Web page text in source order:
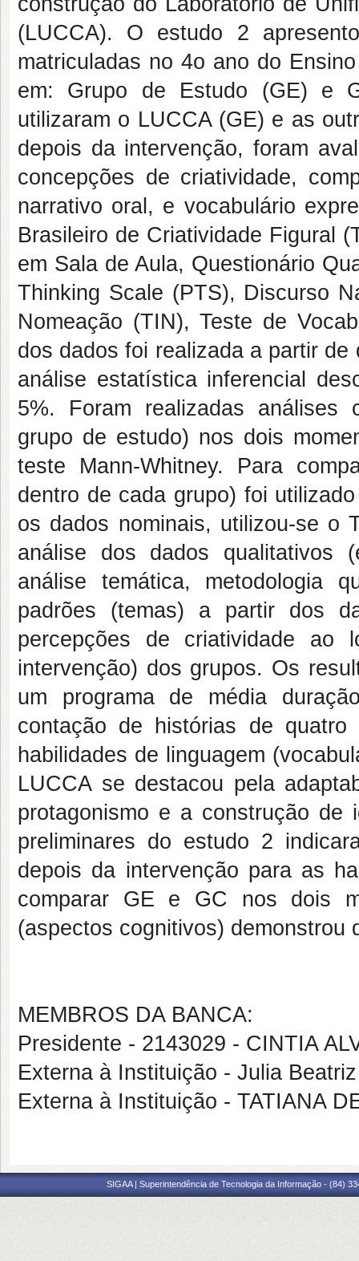
(LUCCA). O estudo 2
matriculadas no 4o ano do
em: Grupo de Estudo (GE) e
utilizaram o LUCCA (GE) e as
depois da intervenção, foram
concepções de criatividade,
narrativo oral, e vocabulário
Brasileiro de Criatividade Figural
em Sala de Aula, Questionário
Thinking Scale (PTS), Discurso
Nomeação (TIN), Teste de
dos dados foi realizada a partir
análise estatística inferencial
5%. Foram realizadas análises
grupo de estudo) nos dois
teste Mann-Whitney. Para
dentro de cada grupo) foi
os dados nominais, utilizou-se o
análise dos dados qualitativos
análise temática, metodologia
padrões (temas) a partir dos
percepções de criatividade
intervenção) dos grupos. Os
um programa de média
contação de histórias de quatro
habilidades de linguagem
LUCCA se destacou pela
protagonismo e a construção de
preliminares do estudo 2
depois da intervenção para as
comparar GE e GC nos dois
(aspectos cognitivos) demonstrou
MEMBROS DA BANCA:
Presidente - 2143029 - CINTIA
Externa à Instituição - Julia
Externa à Instituição - TATIANA
SIGAA | Superintendência de Tecnologia da Informação - (84)